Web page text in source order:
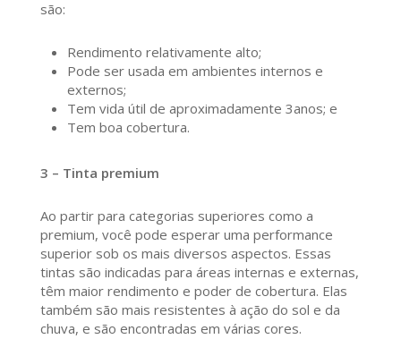
são:
Rendimento relativamente alto;
Pode ser usada em ambientes internos e
externos;
Tem vida útil de aproximadamente 3anos; e
Tem boa cobertura.
3 – Tinta premium
Ao partir para categorias superiores como a
premium, você pode esperar uma performance
superior sob os mais diversos aspectos. Essas
tintas são indicadas para áreas internas e externas,
têm maior rendimento e poder de cobertura. Elas
também são mais resistentes à ação do sol e da
chuva, e são encontradas em várias cores.